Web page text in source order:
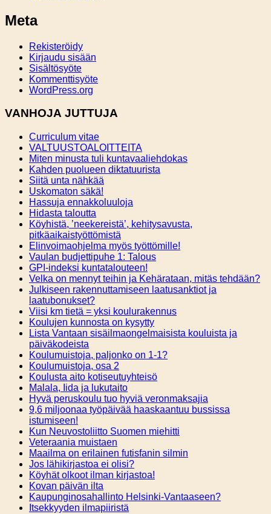
Meta
Rekisteröidy
Kirjaudu sisään
Sisältösyöte
Kommenttisyöte
WordPress.org
VANHOJA JUTTUJA
Curriculum vitae
VALTUUSTOALOITTEITA
Miten minusta tuli kuntavaaliehdokas
Kahden puolueen diktatuurista
Siitä unta nähkää
Uskomaton säkä!
Hassuja ennakkoluuloja
Hidasta taloutta
Köyhistä, ’neekereistä’, kehitysavusta,
pitkäaikaistyöttömistä
Elinvoimaohjelma myös työttömille!
Vaulan budjettipuhe 1: Talous
GPI-indeksi kuntatalouteen!
Velka on mennyt teihin ja Kehärataan, mitäs tehdään?
Julkiseen rakennuttamiseen laatusanktiot ja
laatubonukset?
Viisi km tietä = yksi koulurakennus
Koulujen kunnosta on kysytty
Lista Vantaan sisäilmaongelmaisista kouluista ja
päiväkodeista
Koulumuistoja, paljonko on 1-1?
Koulumuistoja, osa 2
Koulusta aito kotiseutuyhteisö
Malala, Iida ja lukutaito
Hyvä peruskoulu tuo hyviä veronmaksajia
9,6 miljoonaa työpäivää haaskaantuu bussissa
istumiseen!
Kun Neuvostoliitto Suomen miehitti
Veteraania muistaen
Maailma on erilainen futisfanin silmin
Jos lähikirjastoa ei olisi?
Köyhät olkoot ilman kirjastoa!
Kovan päivän ilta
Kaupunginosahallinto Helsinki-Vantaaseen?
Itsekkyyden ilmapiiristä